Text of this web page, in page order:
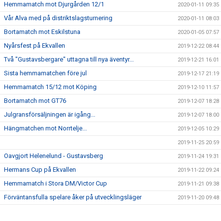
Hemmamatch mot Djurgården 12/1 2020-01-11 09:35
Vår Alva med på distriktslagsturnering 2020-01-11 08:03
Bortamatch mot Eskilstuna 2020-01-05 07:57
Nyårsfest på Ekvallen 2019-12-22 08:44
Två "Gustavsbergare" uttagna till nya äventyr... 2019-12-21 16:01
Sista hemmamatchen före jul 2019-12-17 21:19
Hemmamatch 15/12 mot Köping 2019-12-10 11:57
Bortamatch mot GT76 2019-12-07 18:28
Julgransförsäljningen är igång... 2019-12-07 18:00
Hängmatchen mot Norrtelje... 2019-12-05 10:29
2019-11-25 20:59
Oavgjort Helenelund - Gustavsberg 2019-11-24 19:31
Hermans Cup på Ekvallen 2019-11-22 09:24
Hemmamatch i Stora DM/Victor Cup 2019-11-21 09:38
Förväntansfulla spelare åker på utvecklingsläger 2019-11-20 09:48